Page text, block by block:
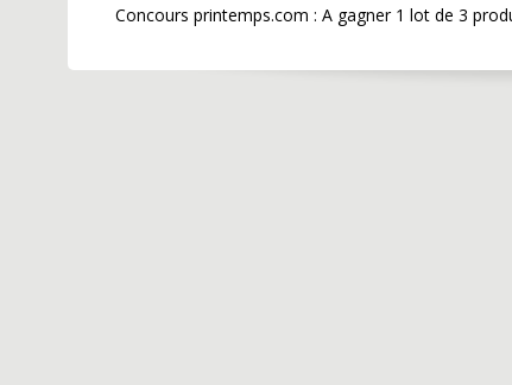
Concours printemps.com : A gagner 1 lot de 3